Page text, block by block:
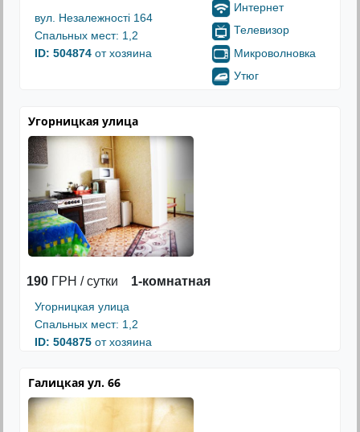
вул. Незалежності 164
Спальных мест: 1,2
ID: 504874 от хозяина
Интернет
Телевизор
Микроволновка
Утюг
Угорницкая улица
190 ГРН / сутки 1-комнатная
Угорницкая улица
Спальных мест: 1,2
ID: 504875 от хозяина
Галицкая ул. 66